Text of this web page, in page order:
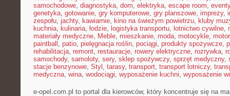
samochodowe, diagnostyka, dom, elektryka, escape room, eventy
genetyka, gotowanie, gry komputerowe, gry planszowe, imprezy,
zespołu, jachty, kawiarnie, kino na świeżym powietrzu, kluby
kuchnia, kulinaria, łodzie, logistyka transportu, lotnictwo cywilne,
materiały medyczne, Meble, mieszkanie, moda, motocykle,
paintball , patio, pielęgnacja roślin, pociągi, produkty spożywcze,
rehabilitacja, remont, restauracje, rowery elektryczne, rozrywka,
samochody, samoloty, sery, sklep spożywczy, sprzęt medyczny,
stacje benzynowe, Styl , tarasy, transport, transport lotniczy,
medyczna, wina, wodociągi, wyposażenie kuchni, wyposażenie
e-opel.com.pl to portal dla kierowców, który koncentruje się na